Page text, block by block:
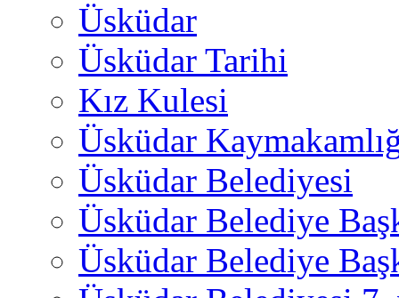
Üsküdar
Üsküdar Tarihi
Kız Kulesi
Üsküdar
Üsküdar Belediyesi
Üsküdar Belediye
Üsküdar Belediye